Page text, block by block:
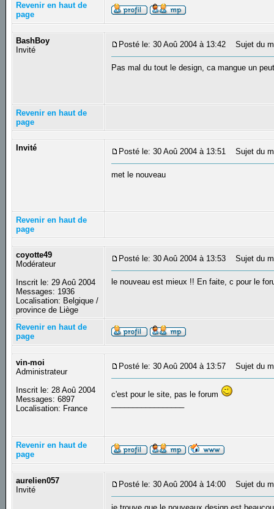
Revenir en haut de
page
BashBoy
Invité
Posté le: 30 Aoû 2004 à 13:42 Sujet du
Pas mal du tout le design, ca mangue un
Revenir en haut de
page
Invité Posté le: 30 Aoû 2004 à 13:51 Sujet du
met le nouveau
Revenir en haut de
page
coyotte49
Modérateur
Inscrit le: 29 Aoû 2004
Messages: 1936
Localisation: Belgique /
province de Liège
Posté le: 30 Aoû 2004 à 13:53 Sujet du
le nouveau est mieux !! En faite, c pour le
Revenir en haut de
page
vin-moi
Administrateur
Inscrit le: 28 Aoû 2004
Messages: 6897
Localisation: France
Posté le: 30 Aoû 2004 à 13:57 Sujet du
c'est pour le site, pas le forum
Revenir en haut de
page
aurelien057
Invité
Posté le: 30 Aoû 2004 à 14:00 Sujet du